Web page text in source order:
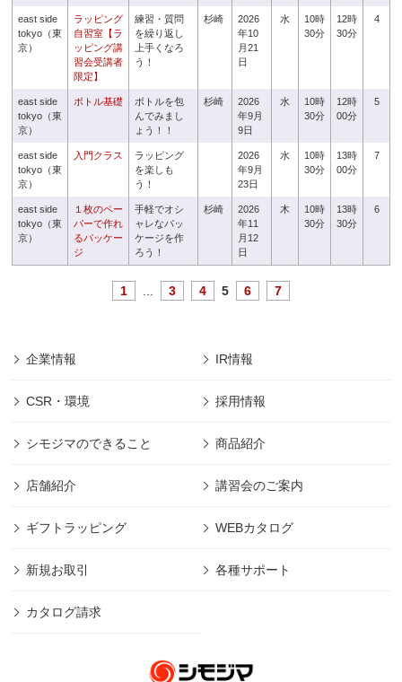
east side
tokyo（東
京）
ラッピング
自習室【ラ
ッピング講
習会受講者
限定】
練習・質問
を繰り返し
上手くなろ
う！
杉崎
2026
年10
月21
日
水
10時
30分
12時
30分
4
east side
tokyo（東
京）
ボトル基礎
ボトルを包
んでみまし
ょう！！
杉崎
2026
年9月
9日
水
10時
30分
12時
00分
5
east side
tokyo（東
京）
入門クラス
ラッピング
を楽しも
う！
2026
年9月
23日
水
10時
30分
13時
00分
7
east side
tokyo（東
京）
１枚のペー
パーで作れ
るパッケー
ジ
手軽でオシ
ャレなパッ
ケージを作
ろう！
杉崎
2026
年11
月12
日
木
10時
30分
13時
30分
6
1 3 4 5 6 7
企業情報 IR情報
CSR・環境 採用情報
シモジマのできること 商品紹介
店舗紹介 講習会のご案内
ギフトラッピング WEBカタログ
新規お取引 各種サポート
カタログ請求